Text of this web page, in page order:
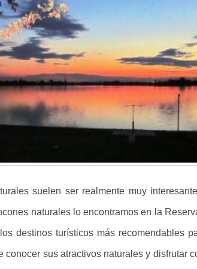
suelen ser realmente muy
naturales lo encontramos en la
destinos turísticos más recomendables
sus atractivos naturales y disfrutar